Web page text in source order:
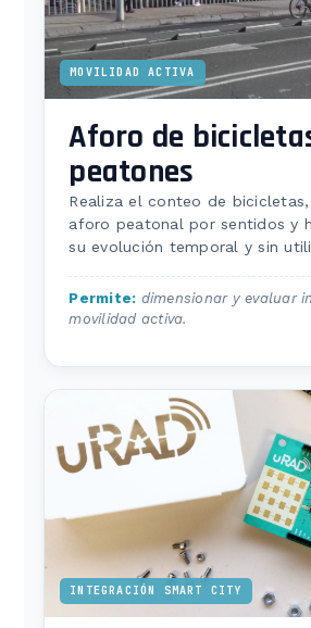
MOVILIDAD ACTIVA
Aforo de
peatones
Realiza el conteo de bicicletas,
aforo peatonal por sentidos y
su evolución temporal y sin
Permite: dimensionar y evaluar
movilidad activa.
INTEGRACIÓN SMART CITY